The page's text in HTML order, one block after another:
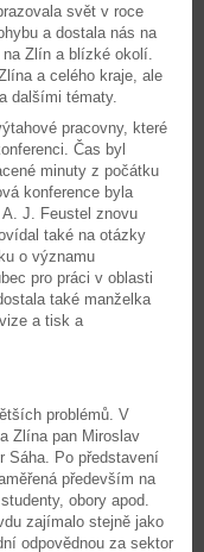
svět v roce
a dostala nás na
na Zlín a blízké okolí.
a celého kraje, ale
dalšími tématy.
pracovny, které
Čas byl
minuty z počátku
konference byla
J. Feustel znovu
také na otázky
o významu
pro práci v oblasti
také manželka
a tisk a
problémů. V
Zlína pan Miroslav
Sáha. Po představení
především na
obory apod.
zajímalo stejně jako
odpovědnou za sektor